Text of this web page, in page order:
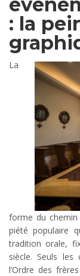
: la
La
forme du chemin
piété populaire
tradition orale,
siècle. Seuls les
l’Ordre des